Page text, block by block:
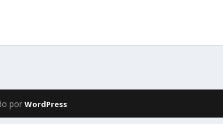
porWordPress